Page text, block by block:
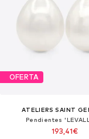
OFERTA
ATELIERS SAINT
Pendientes
193,41€